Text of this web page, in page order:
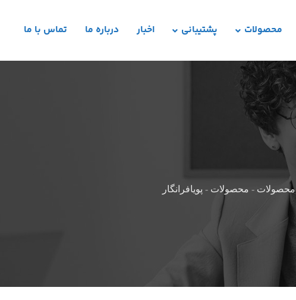
محصولات پشتیبانی اخبار درباره ما تماس با ما
محصولات - محصولات - پویافرانگار